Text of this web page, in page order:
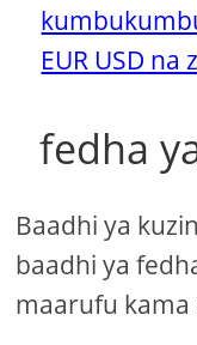
EUR USD na
fedha
Baadhi ya
baadhi ya
maarufu kama